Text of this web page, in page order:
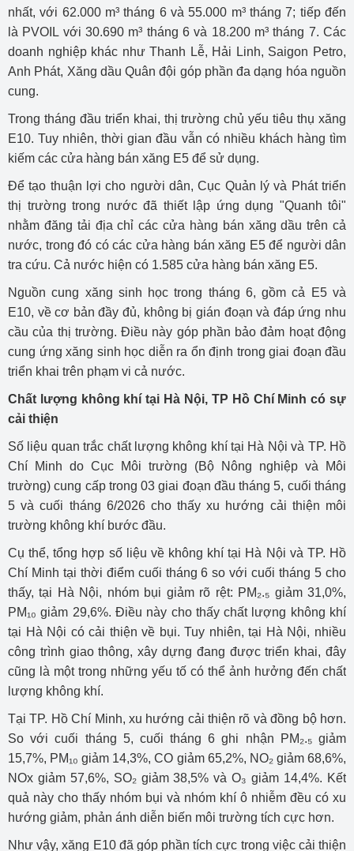
nhất, với 62.000 m³ tháng 6 và 55.000 m³ tháng 7; tiếp đến
là PVOIL với 30.690 m³ tháng 6 và 18.200 m³ tháng 7. Các
doanh nghiệp khác như Thanh Lễ, Hải Linh, Saigon Petro,
Anh Phát, Xăng dầu Quân đội góp phần đa dạng hóa nguồn
cung.
Trong tháng đầu triển khai, thị trường chủ yếu tiêu thụ xăng
E10. Tuy nhiên, thời gian đầu vẫn có nhiều khách hàng tìm
kiếm các cửa hàng bán xăng E5 để sử dụng.
Để tạo thuận lợi cho người dân, Cục Quản lý và Phát triển
thị trường trong nước đã thiết lập ứng dụng "Quanh tôi"
nhằm đăng tải địa chỉ các cửa hàng bán xăng dầu trên cả
nước, trong đó có các cửa hàng bán xăng E5 để người dân
tra cứu. Cả nước hiện có 1.585 cửa hàng bán xăng E5.
Nguồn cung xăng sinh học trong tháng 6, gồm cả E5 và
E10, về cơ bản đầy đủ, không bị gián đoạn và đáp ứng nhu
cầu của thị trường. Điều này góp phần bảo đảm hoạt động
cung ứng xăng sinh học diễn ra ổn định trong giai đoạn đầu
triển khai trên phạm vi cả nước.
Chất lượng không khí tại Hà Nội, TP Hồ Chí Minh có sự
cải thiện
Số liệu quan trắc chất lượng không khí tại Hà Nội và TP. Hồ
Chí Minh do Cục Môi trường (Bộ Nông nghiệp và Môi
trường) cung cấp trong 03 giai đoạn đầu tháng 5, cuối tháng
5 và cuối tháng 6/2026 cho thấy xu hướng cải thiện môi
trường không khí bước đầu.
Cụ thể, tổng hợp số liệu về không khí tại Hà Nội và TP. Hồ
Chí Minh tại thời điểm cuối tháng 6 so với cuối tháng 5 cho
thấy, tại Hà Nội, nhóm bụi giảm rõ rệt: PM₂.₅ giảm 31,0%,
PM₁₀ giảm 29,6%. Điều này cho thấy chất lượng không khí
tại Hà Nội có cải thiện về bụi. Tuy nhiên, tại Hà Nội, nhiều
công trình giao thông, xây dựng đang được triển khai, đây
cũng là một trong những yếu tố có thể ảnh hưởng đến chất
lượng không khí.
Tại TP. Hồ Chí Minh, xu hướng cải thiện rõ và đồng bộ hơn.
So với cuối tháng 5, cuối tháng 6 ghi nhận PM₂.₅ giảm
15,7%, PM₁₀ giảm 14,3%, CO giảm 65,2%, NO₂ giảm 68,6%,
NOx giảm 57,6%, SO₂ giảm 38,5% và O₃ giảm 14,4%. Kết
quả này cho thấy nhóm bụi và nhóm khí ô nhiễm đều có xu
hướng giảm, phản ánh diễn biến môi trường tích cực hơn.
Như vậy, xăng E10 đã góp phần tích cực trong việc cải thiện